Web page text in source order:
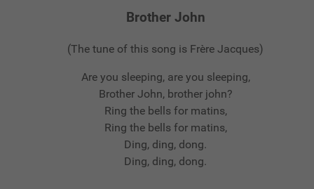
Brother John
(The tune of this song is Frère Jacques)
Are you sleeping, are you sleeping,
Brother John, brother john?
Ring the bells for matins,
Ring the bells for matins,
Ding, ding, dong.
Ding, ding, dong.